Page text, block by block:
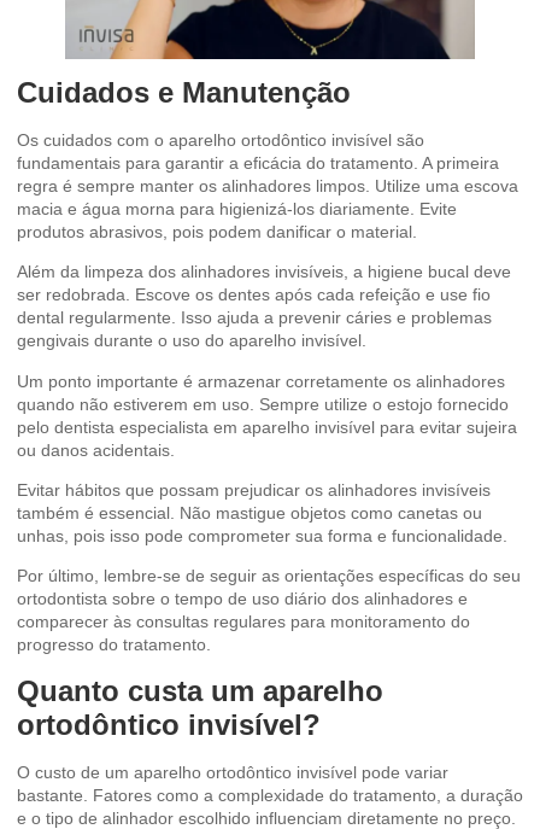
Cuidados e Manutenção
Os cuidados com o aparelho ortodôntico invisível são
fundamentais para garantir a eficácia do tratamento. A primeira
regra é sempre manter os alinhadores limpos. Utilize uma escova
macia e água morna para higienizá-los diariamente. Evite
produtos abrasivos, pois podem danificar o material.
Além da limpeza dos alinhadores invisíveis, a higiene bucal deve
ser redobrada. Escove os dentes após cada refeição e use fio
dental regularmente. Isso ajuda a prevenir cáries e problemas
gengivais durante o uso do aparelho invisível.
Um ponto importante é armazenar corretamente os alinhadores
quando não estiverem em uso. Sempre utilize o estojo fornecido
pelo dentista especialista em aparelho invisível para evitar sujeira
ou danos acidentais.
Evitar hábitos que possam prejudicar os alinhadores invisíveis
também é essencial. Não mastigue objetos como canetas ou
unhas, pois isso pode comprometer sua forma e funcionalidade.
Por último, lembre-se de seguir as orientações específicas do seu
ortodontista sobre o tempo de uso diário dos alinhadores e
comparecer às consultas regulares para monitoramento do
progresso do tratamento.
Quanto custa um aparelho
ortodôntico invisível?
O custo de um aparelho ortodôntico invisível pode variar
bastante. Fatores como a complexidade do tratamento, a duração
e o tipo de alinhador escolhido influenciam diretamente no preço.